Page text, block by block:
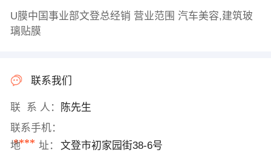
U膜中国事业部文登总经销 营业范围 汽车美容,建筑玻
璃贴膜
联系我们
联 系 人：
陈先生
联系手机：
****
地 址： 文登市初家园街38-6号